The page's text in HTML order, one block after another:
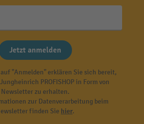
Jetzt anmelden
"Anmelden" erklären Sie sich bereit,
PROFISHOP in Form von
Newsletter zu erhalten.
zur Datenverarbeitung beim
finden Sie hier.